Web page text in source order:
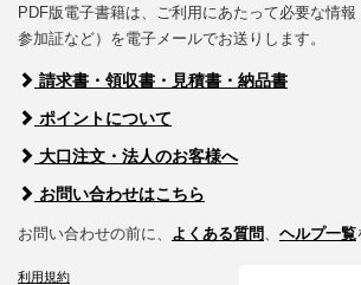
PDF版電子書籍は、ご利用にあたって必要な情報
参加証など）を電子メールでお送りします。
請求書・領収書・見積書・納品書
ポイントについて
大口注文・法人のお客様へ
お問い合わせはこちら
お問い合わせの前に、 よくある質問、 ヘルプ一覧
利用規約